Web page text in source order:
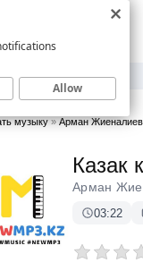
музыку »Арман Жиеналиев
Казак
Арман
03:22
Allow